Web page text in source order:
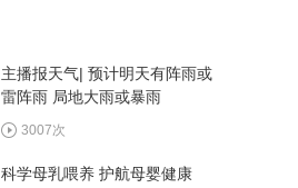
6月16日《劳动者》
主播报天气| 预计明天有阵雨或
雷阵雨 局地大雨或暴雨
3007次
科学母乳喂养 护航母婴健康